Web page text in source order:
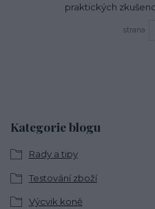
Kategorie blogu
Rady a tipy
Testování zboží
Výcvik koně
praktických
strana